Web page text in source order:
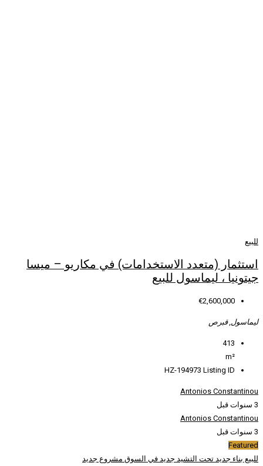
في مكاريو – ميسا
في السوقمشروع جديد